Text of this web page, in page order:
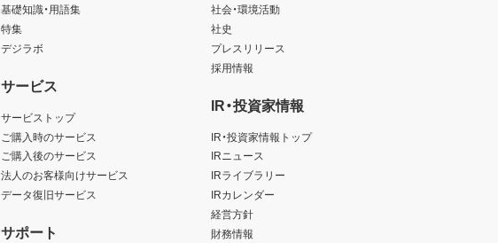
基礎知識・用語集
特集
デジラボ
サービス
サービストップ
ご購入時のサービス
ご購入後のサービス
法人のお客様向けサービス
データ復旧サービス
サポート
社会・環境活動
社史
プレスリリース
採用情報
IR・投資家情報
IR・投資家情報トップ
IRニュース
IRライブラリー
IRカレンダー
経営方針
財務情報